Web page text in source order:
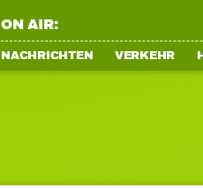
ON AIR:
NACHRICHTEN VERKEHR